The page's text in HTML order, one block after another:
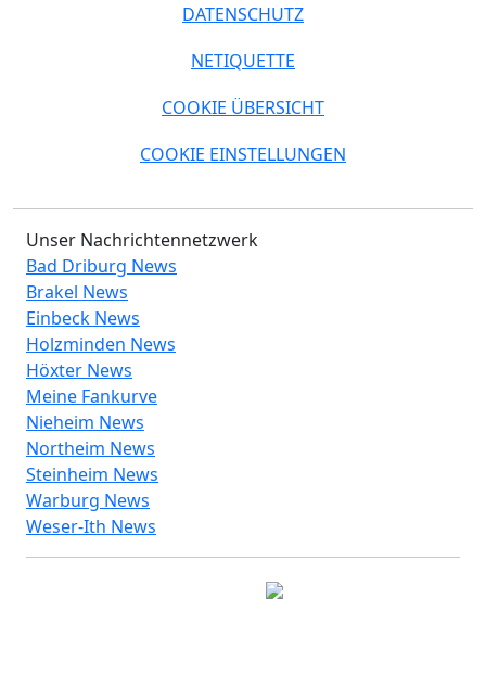
DATENSCHUTZ
NETIQUETTE
COOKIE ÜBERSICHT
COOKIE EINSTELLUNGEN
Unser Nachrichtennetzwerk
Bad Driburg News
Brakel News
Einbeck News
Holzminden News
Höxter News
Meine Fankurve
Nieheim News
Northeim News
Steinheim News
Warburg News
Weser-Ith News